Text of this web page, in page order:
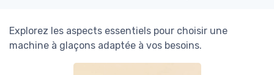
Explorez les aspects essentiels pour choisir une
machine à glaçons adaptée à vos besoins.